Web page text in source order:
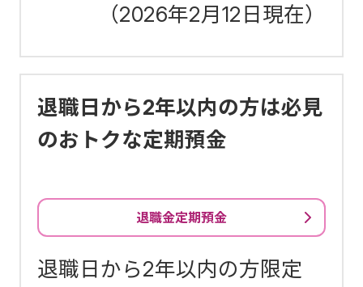
（2026年2月12日現在）
退職日から2年以内の方は必見
のおトクな定期預金
退職金定期預金
退職日から2年以内の方限定